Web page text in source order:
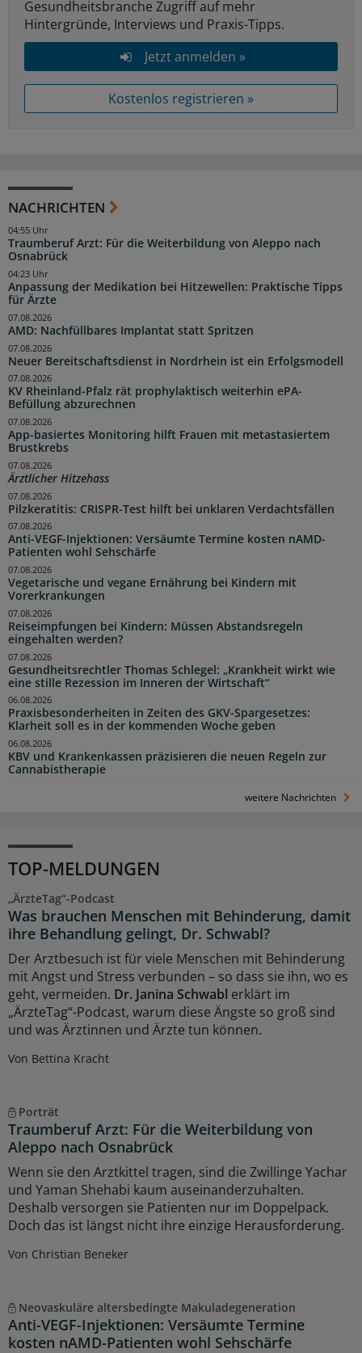
Gesundheitsbranche Zugriff auf mehr
Hintergründe, Interviews und Praxis-Tipps.
Jetzt anmelden »
Kostenlos registrieren »
NACHRICHTEN
Traumberuf Arzt: Für die Weiterbildung von Aleppo nach
Osnabrück
04:55 Uhr
Anpassung der Medikation bei Hitzewellen: Praktische Tipps
für Ärzte
04:23 Uhr
AMD: Nachfüllbares Implantat statt Spritzen
07.08.2026
Neuer Bereitschaftsdienst in Nordrhein ist ein Erfolgsmodell
07.08.2026
KV Rheinland-Pfalz rät prophylaktisch weiterhin ePA-
Befüllung abzurechnen
07.08.2026
App-basiertes Monitoring hilft Frauen mit metastasiertem
Brustkrebs
07.08.2026
Ärztlicher Hitzehass
07.08.2026
Pilzkeratitis: CRISPR-Test hilft bei unklaren Verdachtsfällen
07.08.2026
Anti-VEGF-Injektionen: Versäumte Termine kosten nAMD-
Patienten wohl Sehschärfe
07.08.2026
Vegetarische und vegane Ernährung bei Kindern mit
Vorerkrankungen
07.08.2026
Reiseimpfungen bei Kindern: Müssen Abstandsregeln
eingehalten werden?
07.08.2026
Gesundheitsrechtler Thomas Schlegel: „Krankheit wirkt wie
eine stille Rezession im Inneren der Wirtschaft“
07.08.2026
Praxisbesonderheiten in Zeiten des GKV-Spargesetzes:
Klarheit soll es in der kommenden Woche geben
06.08.2026
KBV und Krankenkassen präzisieren die neuen Regeln zur
Cannabistherapie
06.08.2026
weitere Nachrichten
TOP-MELDUNGEN
„ÄrzteTag“-Podcast
Was brauchen Menschen mit Behinderung, damit
ihre Behandlung gelingt, Dr. Schwabl?
Der Arztbesuch ist für viele Menschen mit Behinderung
mit Angst und Stress verbunden – so dass sie ihn, wo es
geht, vermeiden. Dr. Janina Schwabl erklärt im
„ÄrzteTag“-Podcast, warum diese Ängste so groß sind
und was Ärztinnen und Ärzte tun können.
Von Bettina Kracht
Porträt
Traumberuf Arzt: Für die Weiterbildung von
Aleppo nach Osnabrück
Wenn sie den Arztkittel tragen, sind die Zwillinge Yachar
und Yaman Shehabi kaum auseinanderzuhalten.
Deshalb versorgen sie Patienten nur im Doppelpack.
Doch das ist längst nicht ihre einzige Herausforderung.
Von Christian Beneker
Neovaskuläre altersbedingte Makuladegeneration
Anti-VEGF-Injektionen: Versäumte Termine
kosten nAMD-Patienten wohl Sehschärfe